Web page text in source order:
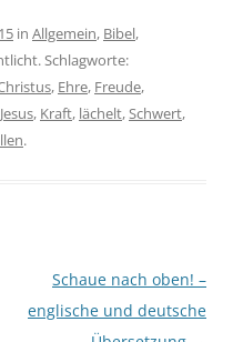
in Allgemein, Bibel,
Schlagworte:
, Ehre, Freude,
Jesus, Kraft, lächelt,Schwert,
.
Schaue nach oben! –
englische und deutsche